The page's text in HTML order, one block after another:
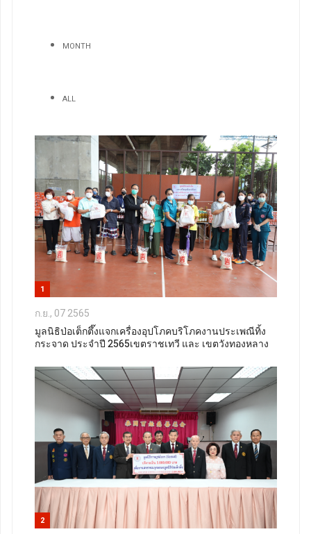
MONTH
ALL
1
ก.ย., 07 2565
มูลนิธิป่อเต็กตึ๊งแจกเครื่องอุปโภคบริโภคงานประเพณีทิ้ง
กระจาด ประจำปี 2565เขตราชเทวี และ เขตวังทองหลาง
2